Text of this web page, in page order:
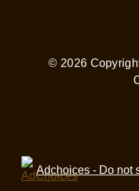
© 2026
Adchoices - Do not